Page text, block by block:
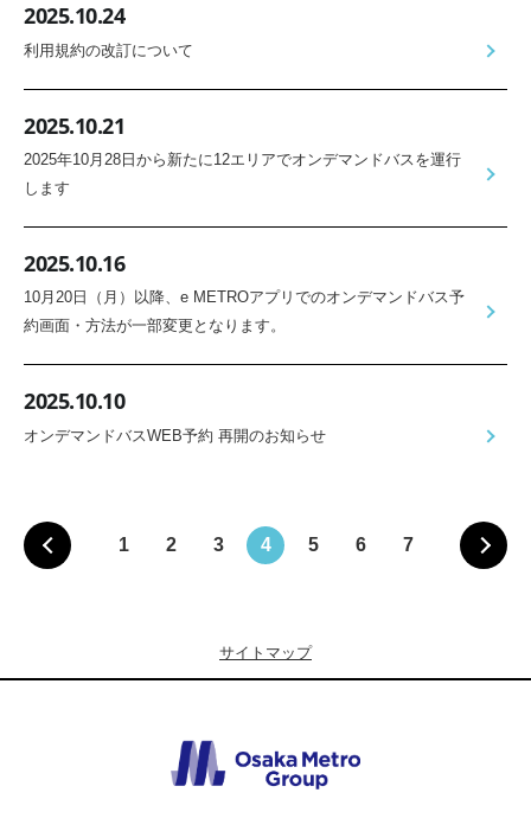
2025.10.24
利用規約の改訂について
2025.10.21
2025年10月28日から新たに12エリアでオンデマンドバスを運行
します
2025.10.16
10月20日（月）以降、e METROアプリでのオンデマンドバス予
約画面・方法が一部変更となります。
2025.10.10
オンデマンドバスWEB予約 再開のお知らせ
1 2 3 4 5 6 7
サイトマップ